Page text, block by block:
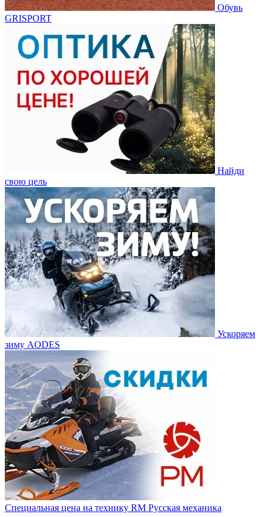
Обувь
GRISPORT
Найди
свою цель
Ускоряем
зиму AODES
Специальная цена на технику RM Русская механика